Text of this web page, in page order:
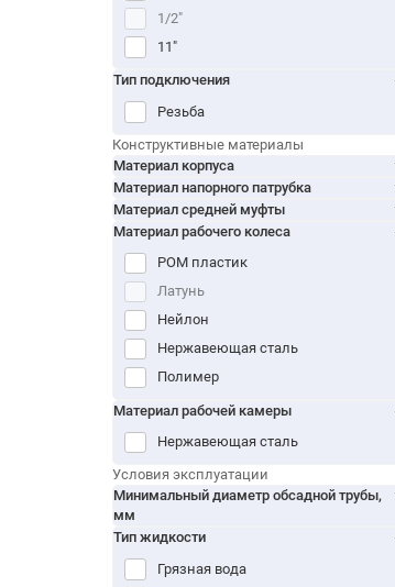
1/2"
11"
2 1/2"
2 1/4"
3 1/2"
3"
3/4"
Тип подключения
Резьба
Конструктивные материалы
Материал корпуса
Материал напорного патрубка
Материал средней муфты
Материал рабочего колеса
POM пластик
Латунь
Нейлон
Нержавеющая сталь
Полимер
Материал рабочей камеры
Нержавеющая сталь
Условия эксплуатации
Минимальный диаметр обсадной трубы,
мм
Тип жидкости
Грязная вода